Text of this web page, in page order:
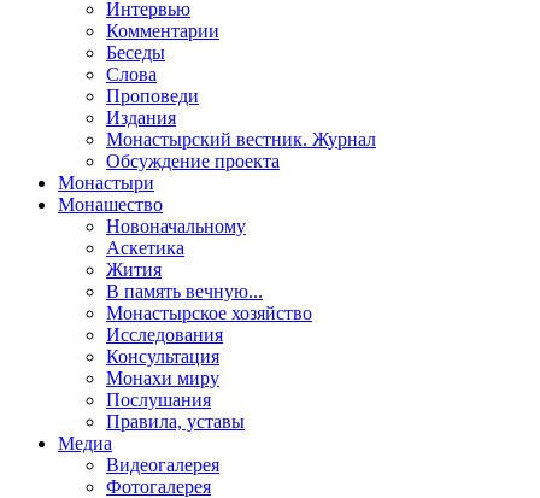
Интервью
Комментарии
Беседы
Слова
Проповеди
Издания
Монастырский вестник. Журнал
Обсуждение проекта
Монастыри
Монашество
Новоначальному
Аскетика
Жития
В память вечную...
Монастырское хозяйство
Исследования
Консультация
Монахи миру
Послушания
Правила, уставы
Медиа
Видеогалерея
Фотогалерея